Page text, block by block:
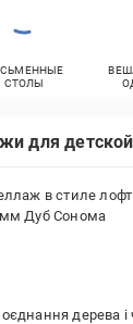
СТОЛЫ
для
в стиле
мм Дуб Сонома
дерева і